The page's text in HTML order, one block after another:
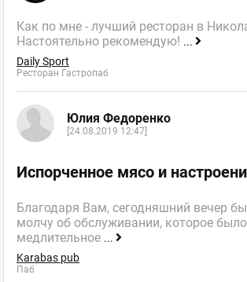
Как по мне - лучший ресторан в
Настоятельно рекомендую! ...
Daily Sport
Ресторан Гастропаб
Юлия Федоренко
[24.08.2019 12:47]
Испорченное мясо и
Благодаря Вам, сегодняшний вечер
молчу об обслуживании, которое
медлительное ...
Karabas pub
Паб